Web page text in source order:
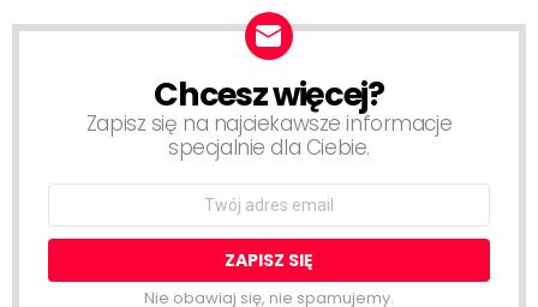
NEWSLETTERChcesz więcej?
Zapisz się na najciekawsze informacje
specjalnie dla Ciebie.
Email
Nie obawiaj się, nie spamujemy.